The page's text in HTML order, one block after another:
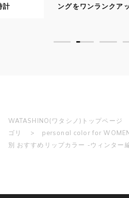
計
ングをワンランクア
WATASHINO(ワタシノ)トップページ
ゴリ
personal color for
別 おすすめリップカラー -ウィンター